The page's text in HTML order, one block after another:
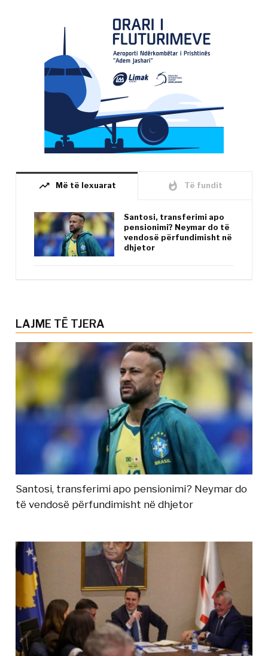
trending_up Më të lexuarat whatshot Të fundit
Santosi, transferimi apo
pensionimi? Neymar do të
vendosë përfundimisht në
dhjetor
LAJME TË TJERA
Santosi, transferimi apo pensionimi? Neymar do
të vendosë përfundimisht në dhjetor